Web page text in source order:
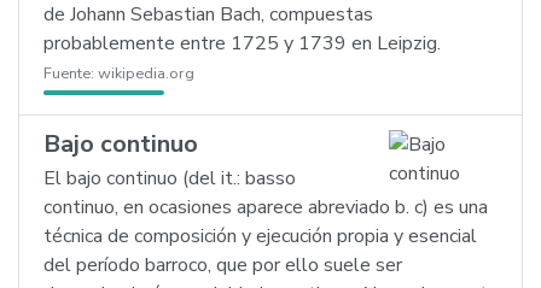
de Johann Sebastian Bach, compuestas
probablemente entre 1725 y 1739 en Leipzig.
Fuente: wikipedia.org
Bajo continuo
El bajo continuo (del it.: basso
continuo, en ocasiones aparece abreviado b. c) es una
técnica de composición y ejecución propia y esencial
del período barroco, que por ello suele ser